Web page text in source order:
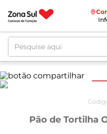
Pesquise aqui
Pão de Tortilha